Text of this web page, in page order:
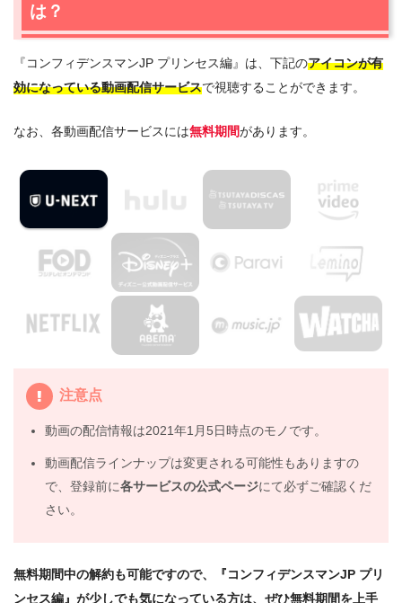
ト・登場人物
2.3映画『コンフィデンスマンJP プリンセス編』制作スタ
2.4映画『コンフィデンスマンJP プリンセス編』関連書籍
3. 映画『コンフィデンスマンJP プリンセス編』を見たい
人におすすめの関連作品
3.1 『コンフィデンスマンJP ロマンス編』（2019年）
3.2『キングダム』（2019年）
『散歩する侵略者』（2017年）
4. 映画『コンフィデンスマンJP プリンセス編』の動画は
DailymotionやPandoraではなく、配信サービスで安全に
5.
無料視聴まとめ
は？
『コンフィデンスマンJP プリンセス編』は、下記のアイコンが有
効になっている動画配信サービスで視聴することができます。
なお、各動画配信サービスには無料期間があります。
注意点
動画の配信情報は2021年1月5日時点のモノです。
動画配信ラインナップは変更される可能性もありますの
で、登録前に各サービスの公式ページにて必ずご確認くだ
さい。
無料期間中の解約も可能ですので、『コンフィデンスマンJP プリ
ンセス編』が少しでも気になっている方は、ぜひ無料期間を上手